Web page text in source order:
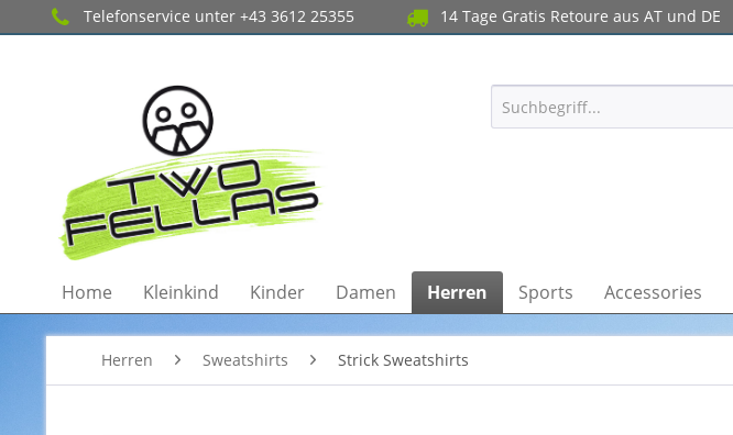
Telefonservice unter +43 3612 25355 14 Tage Gratis Retoure aus AT und DE
Home Kleinkind Kinder Damen Herren Sports Accessories
Herren Sweatshirts Strick Sweatshirts